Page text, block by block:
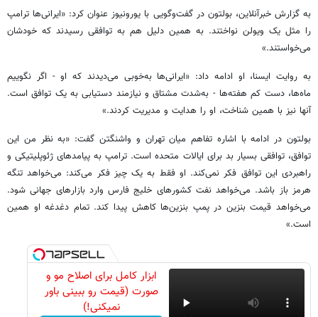
به گزارش خبرآنلاین، بولتون در گفت‌وگویی با یورونیوز عنوان کرد: «ایرانی‌ها ترامپ
را مثل یک ویولن نواختند. به همین دلیل هم به توافقی رسیدند که خودشان
می‌خواستند.»
به روایت ایسنا، او ادامه داد: «ایرانی‌ها به‌خوبی می‌دیدند که او - اگر نگوییم
ماه‌ها، دست‌ کم هفته‌ها - به‌شدت مشتاق و نیازمند دستیابی به یک توافق است.
آنها نیز با همین شناخت، او را هدایت و مدیریت کردند.»
بولتون در ادامه با اشاره تفاهم میان تهران و واشنگتن گفت: «به نظر من این
توافق، توافقی بسیار بد برای ایالات متحده است. ترامپ به پیامدهای ژئوپلیتیکی و
راهبردی این توافق فکر نمی‌کند. او فقط به یک چیز فکر می‌کند: می‌خواهد تنگه
هرمز باز باشد. می‌خواهد نفت کشورهای خلیج فارس وارد بازارهای جهانی شود.
می‌خواهد قیمت بنزین در پمپ‌ بنزین‌ها کاهش پیدا کند. تمام دغدغه او همین
است.»
ابزار کامل برای اصلاح مو و
صورت (قیمت رو ببینی باور
نمیکنی!)